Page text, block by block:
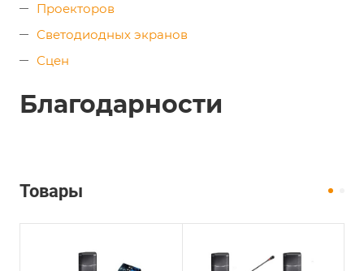
Проекторов
Светодиодных экранов
Сцен
Благодарности
Товары